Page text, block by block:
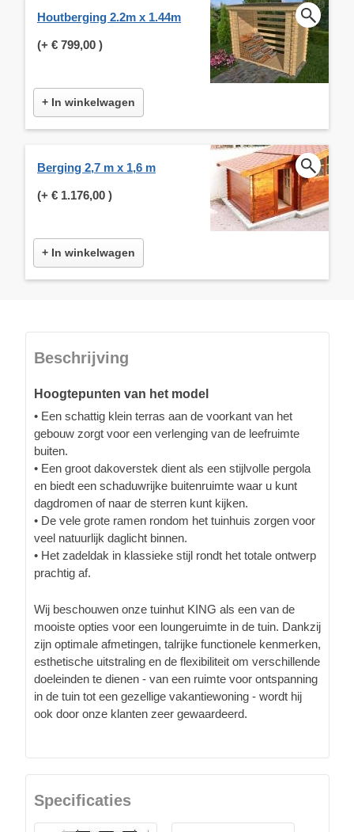
Houtberging 2.2m x 1.44m
(+ € 799,00 )
+ In winkelwagen
Berging 2,7 m x 1,6 m
(+ € 1.176,00 )
+ In winkelwagen
Beschrijving
Hoogtepunten van het model
• Een schattig klein terras aan de voorkant van het
gebouw zorgt voor een verlenging van de leefruimte
buiten.
• Een groot dakoverstek dient als een stijlvolle pergola
en biedt een schaduwrijke buitenruimte waar u kunt
dagdromen of naar de sterren kunt kijken.
• De vele grote ramen rondom het tuinhuis zorgen voor
veel natuurlijk daglicht binnen.
• Het zadeldak in klassieke stijl rondt het totale ontwerp
prachtig af.
Wij beschouwen onze tuinhut KING als een van de
mooiste opties voor een loungeruimte in de tuin. Dankzij
zijn optimale afmetingen, talrijke functionele kenmerken,
esthetische uitstraling en de flexibiliteit om verschillende
doeleinden te dienen - van een ruimte voor ontspanning
in de tuin tot een gezellige vakantiewoning - wordt hij
ook door onze klanten zeer gewaardeerd.
Specificaties